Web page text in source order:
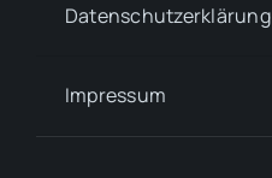
Datenschutzerklärung
Impressum